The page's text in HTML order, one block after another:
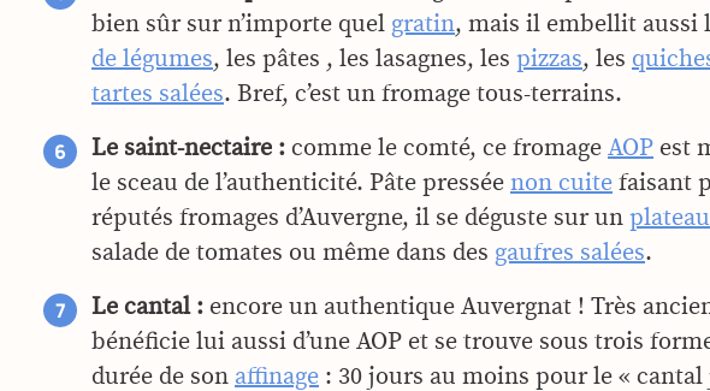
bien sûr sur n’importe quel gratin, mais il embellit aussi
de légumes, les pâtes , les lasagnes, les pizzas, les
tartes salées. Bref, c’est un fromage tous-terrains.
Le saint-nectaire : comme le comté, ce fromage AOP est
le sceau de l’authenticité. Pâte pressée non cuite faisant
réputés fromages d’Auvergne, il se déguste sur un plateau
salade de tomates ou même dans des gaufres salées.
Le cantal : encore un authentique Auvergnat ! Très
bénéficie lui aussi d’une AOP et se trouve sous trois
durée de son affinage : 30 jours au moins pour le « cantal